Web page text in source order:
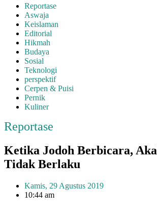
Reportase
Aswaja
Keislaman
Editorial
Hikmah
Budaya
Sosial
Teknologi
perspektif
Cerpen & Puisi
Pernik
Kuliner
Reportase
Ketika Jodoh Berbicara,
Tidak Berlaku
Kamis, 29 Agustus 2019
10:44 am